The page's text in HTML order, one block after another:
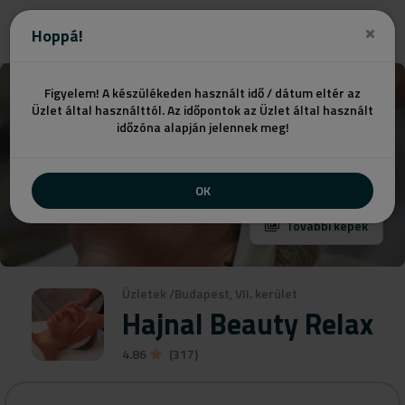
Hoppá!
Figyelem! A készülékeden használt idő / dátum eltér az
Üzlet által használttól. Az időpontok az Üzlet által használt
időzóna alapján jelennek meg!
OK
Üzletek /Budapest, VII. kerület
Hajnal Beauty Relax
4.86 (317)
További képek